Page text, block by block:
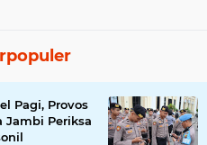
Pagi, Provos
Jambi Periksa